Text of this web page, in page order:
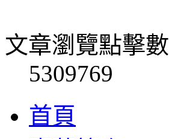
文章瀏覽點擊數
5309769
首頁